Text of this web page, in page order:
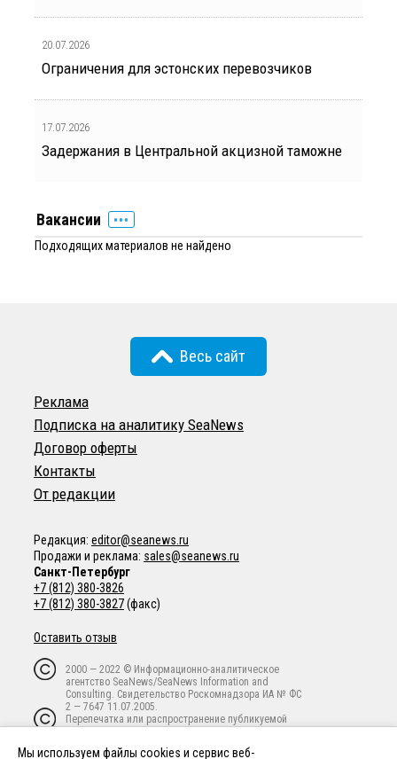
20.07.2026
Ограничения для эстонских перевозчиков
17.07.2026
Задержания в Центральной акцизной таможне
Вакансии
Подходящих материалов не найдено
Весь сайт
Реклама
Подписка на аналитику SeaNews
Договор оферты
Контакты
От редакции
Редакция: editor@seanews.ru
Продажи и реклама: sales@seanews.ru
Санкт-Петербург
+7 (812) 380-3826
+7 (812) 380-3827(факс)
Оставить отзыв
Мы используем файлы cookies и сервис веб-
2000 — 2022 © Информационно-аналитическое
агентство SeaNews/SeaNews Information and
Consulting. Свидетельство Роскомнадзора ИА № ФС
2 — 7647 11.07.2005.
Перепечатка или распространение публикуемой
запрещены без письменного предварительного
согласия владельца авторских прав.